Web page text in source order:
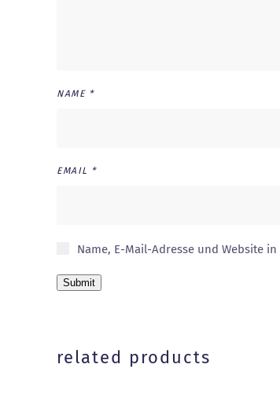
NAME *
EMAIL *
Name, E-Mail-Adresse und Website
related products